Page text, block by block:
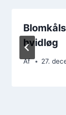
hvidløg
Af 27.